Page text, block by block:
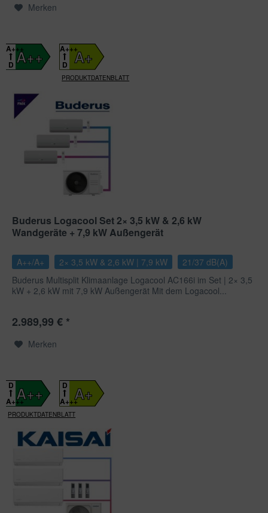
Merken
A++
A+++
D
A+
A+++
D
PRODUKTDATENBLATT
Buderus Logacool Set 2× 3,5 kW & 2,6 kW
Wandgeräte + 7,9 kW Außengerät
A++/A+ 2× 3,5 kW & 2,6 kW | 7,9 kW
21/37 dB(A)
Buderus Multisplit Klimaanlage Logacool AC166i im Set | 2× 3,5
kW + 2,6 kW mit 7,9 kW Außengerät Mit dem Logacool...
2.989,99 € *
Merken
A++
D
A+++
PRODUKTDATENBLATT
A+
D
A+++